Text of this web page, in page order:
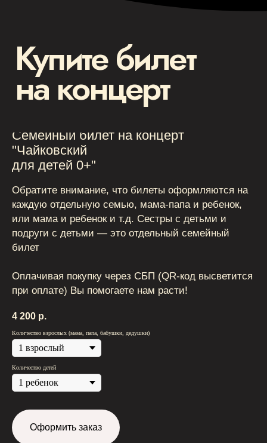
Семейный билет на концерт
"Чайковский
для детей 0+"
Обратите внимание, что билеты оформляются на
каждую отдельную семью, мама-папа и ребенок,
или мама и ребенок и т.д. Сестры с детьми и
подруги с детьми — это отдельный семейный
билет
Оплачивая покупку через СБП (QR-код высветится
при оплате) Вы помогаете нам расти!
4 200 р.
Количество взрослых (мама, папа, бабушки, дедушки)
Количество детей
Оформить заказ